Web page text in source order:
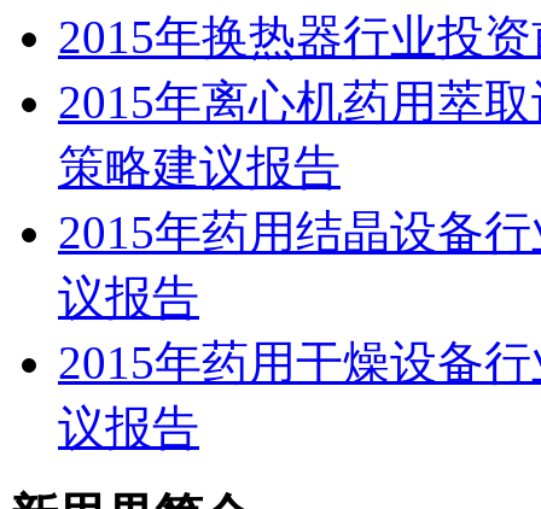
2015年换热器行业投
2015年离心机药用萃
策略建议报告
2015年药用结晶设备
议报告
2015年药用干燥设备
议报告